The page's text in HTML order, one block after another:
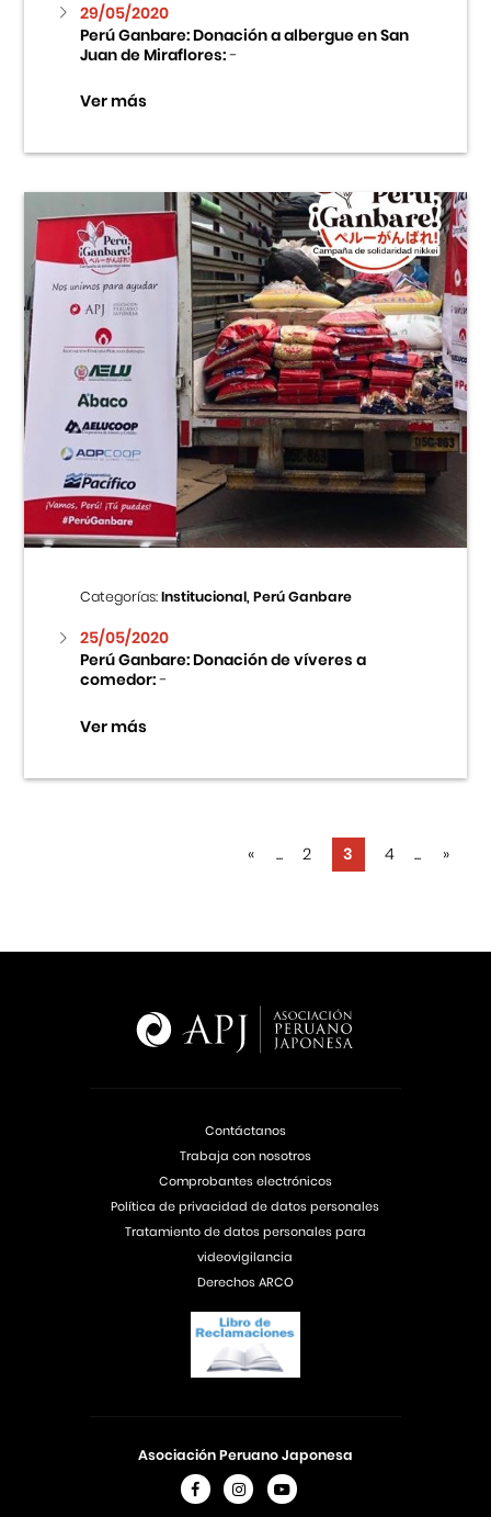
29/05/2020
Perú Ganbare: Donación a albergue en San
Juan de Miraflores:-
Ver más
Categorías:Institucional, Perú Ganbare
25/05/2020
Perú Ganbare: Donación de víveres a
comedor:-
Ver más
« ... 2 3 4 ... »
Asociación Peruano Japonesa
Contáctanos
Trabaja con nosotros
Comprobantes electrónicos
Política de privacidad de datos personales
Tratamiento de datos personales para
videovigilancia
Derechos ARCO